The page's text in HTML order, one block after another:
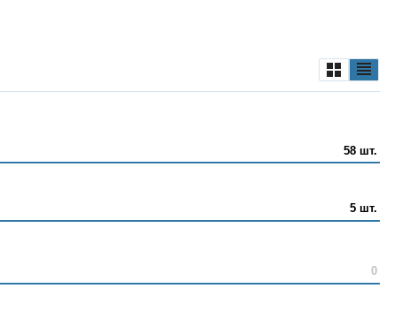
58 шт.
5 шт.
0